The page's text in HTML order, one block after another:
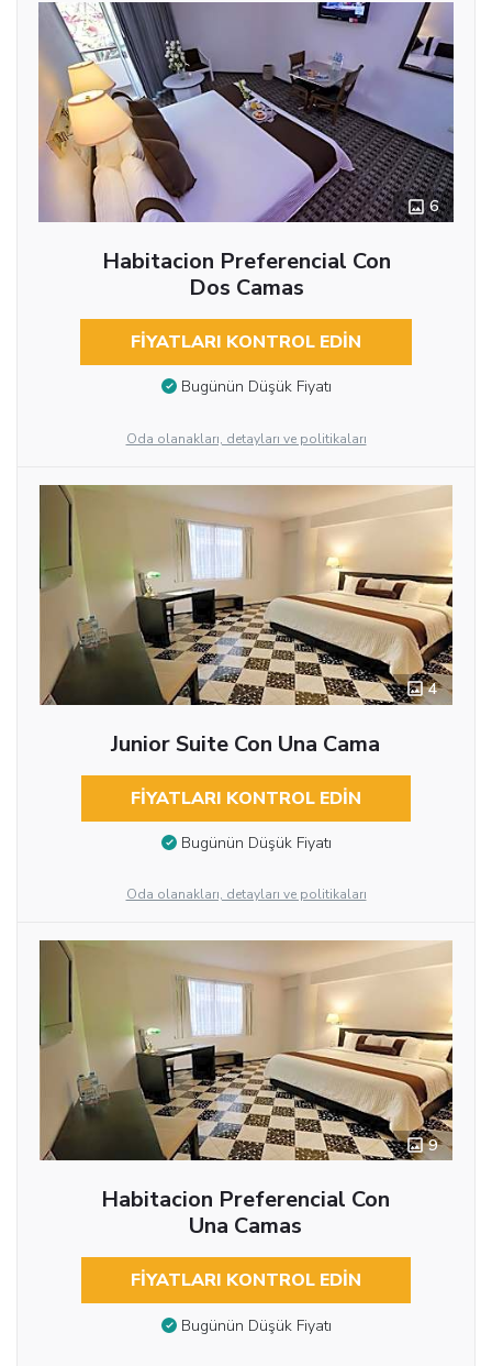
6
Habitacion Preferencial Con
Dos Camas
FIYATLARI KONTROL EDIN
Bugünün Düşük Fiyatı
Oda olanakları, detayları ve politikaları
4
Junior Suite Con Una Cama
FIYATLARI KONTROL EDIN
Bugünün Düşük Fiyatı
Oda olanakları, detayları ve politikaları
9
Habitacion Preferencial Con
Una Camas
FIYATLARI KONTROL EDIN
Bugünün Düşük Fiyatı